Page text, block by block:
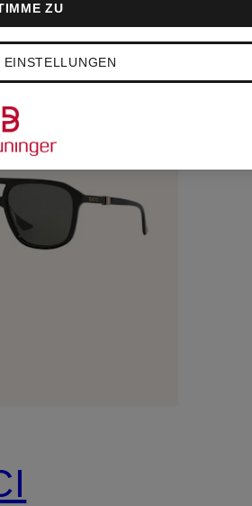
ZU